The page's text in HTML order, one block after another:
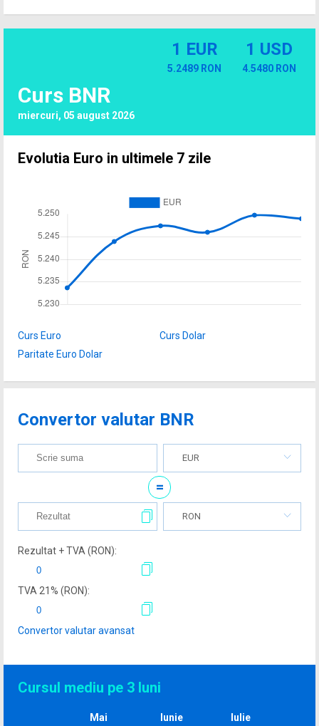
Curs BNR
miercuri, 05 august 2026
1 EUR
5.2489 RON
1 USD
4.5480 RON
Evolutia Euro in ultimele 7 zile
Curs Euro
Curs Dolar
Paritate Euro Dolar
Convertor valutar BNR
EUR
=
RON
Rezultat + TVA (RON):
TVA 21% (RON):
Convertor valutar avansat
Cursul mediu pe 3 luni
Mai Iunie
Iulie